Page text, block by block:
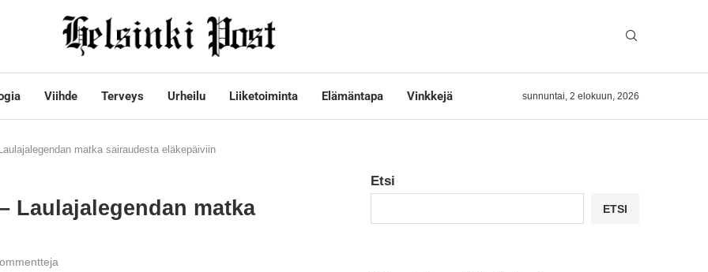
Viihde Terveys Urheilu Liiketoiminta Elämäntapa Vinkkejä sunnuntai, 2 elokuun, 2026
matka sairaudesta eläkepäiviin
Laulajalegendan matka
Etsi
ETSI